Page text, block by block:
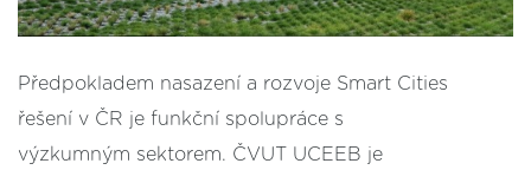
Předpokladem nasazení a rozvoje Smart Cities
řešení v ČR je funkční spolupráce s
výzkumným sektorem. ČVUT UCEEB je